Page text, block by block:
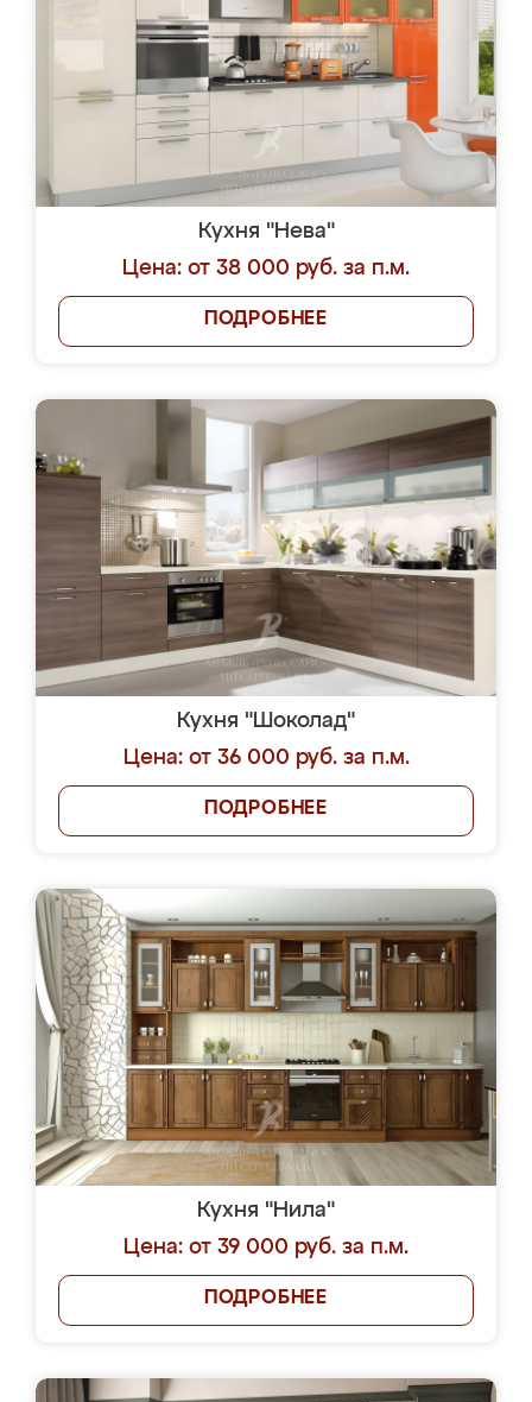
Кухня "Нева"
Цена: от 38 000 руб. за п.м.
ПОДРОБНЕЕ
Кухня "Шоколад"
Цена: от 36 000 руб. за п.м.
ПОДРОБНЕЕ
Кухня "Нила"
Цена: от 39 000 руб. за п.м.
ПОДРОБНЕЕ